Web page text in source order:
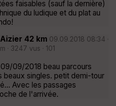
faisables (sauf la dernière)
du ludique et du plat au
42 km 09.09.2018 08:34 ·
· 3247 vus · 101
09/2018 beau parcours
beaux singles. petit demi-tour
Avec les passages
de l'arrivée.